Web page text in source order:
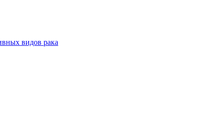
видов рака